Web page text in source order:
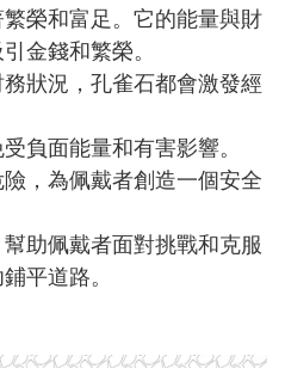
榮和富足。它的能量與財
金錢和繁榮。
狀況，孔雀石都會激發經
負面能量和有害影響。
，為佩戴者創造一個安全
助佩戴者面對挑戰和克服
平道路。